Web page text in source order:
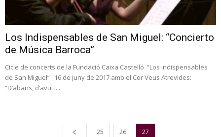
Los Indispensables de San Miguel: “Concierto
de Música Barroca”
Cicle de concerts de la Fundació Caixa Castelló “Los indispensables
de San Miguel” 16 de juny de 2017 amb el Cor Veus Atrevides:
“D’abans, d’avui i...
25 26 27